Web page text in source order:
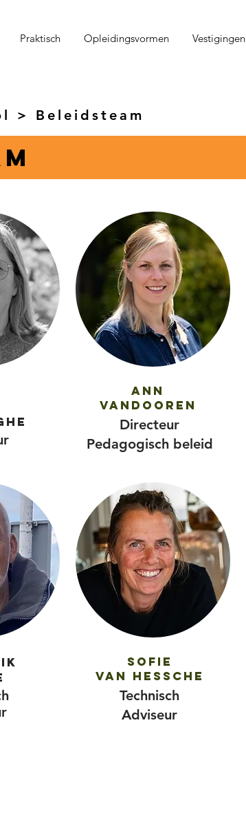
Praktisch Opleidingsvormen Vestigingen
> Beleidsteam
Ann
Vandooren
Directeur
Pedagogisch beleid
Sofie
Van Hessche
Technisch
Adviseur